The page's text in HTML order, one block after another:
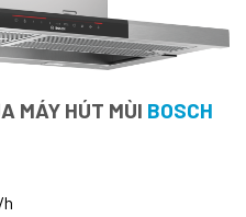
MÁY HÚT MÙI BOSCH